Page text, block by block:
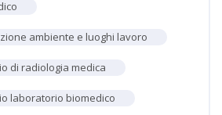
ambiente e luoghi lavoro
di radiologia medica
laboratorio biomedico